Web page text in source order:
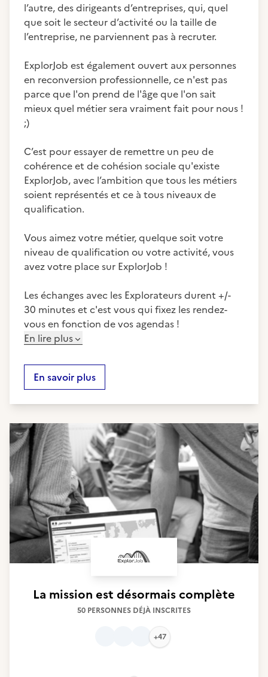
l’autre, des dirigeants d’entreprises, qui, quel
que soit le secteur d’activité ou la taille de
l’entreprise, ne parviennent pas à recruter.
ExplorJob est également ouvert aux personnes
en reconversion professionnelle, ce n'est pas
parce que l'on prend de l'âge que l'on sait
mieux quel métier sera vraiment fait pour nous !
;)
C’est pour essayer de remettre un peu de
cohérence et de cohésion sociale qu'existe
ExplorJob, avec l’ambition que tous les métiers
soient représentés et ce à tous niveaux de
qualification.
Vous aimez votre métier, quelque soit votre
niveau de qualification ou votre activité, vous
avez votre place sur ExplorJob !
Les échanges avec les Explorateurs durent +/-
30 minutes et c'est vous qui fixez les rendez-
vous en fonction de vos agendas !
En lire plus
En savoir plus
La mission est désormais complète
50 PERSONNES DÉJÀ INSCRITES
+47